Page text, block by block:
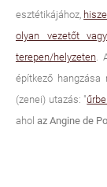
esztétikájához,
olyan vezetőt
terepen/helyzeten .
építkező
(zenei) utazás: "
ahol az Angine de